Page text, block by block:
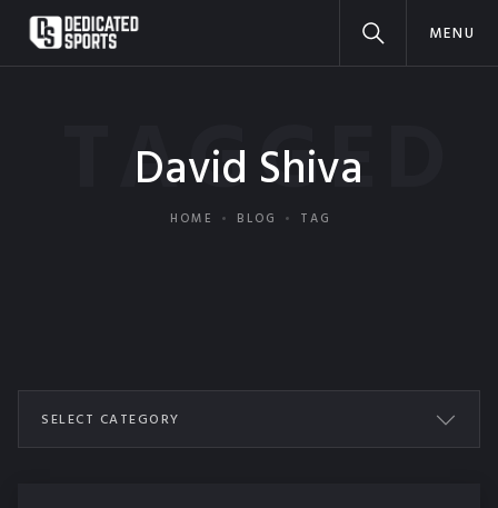
MENU
David Shiva
TAGGED
HOME BLOG TAG
SELECT CATEGORY